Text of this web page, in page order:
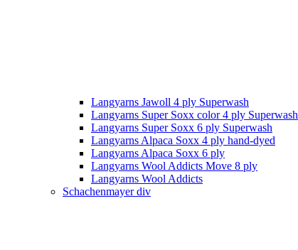
Langyarns Jawoll 4 ply Superwash
Langyarns Super Soxx color 4 ply Superwash
Langyarns Super Soxx 6 ply Superwash
Langyarns Alpaca Soxx 4 ply hand-dyed
Langyarns Alpaca Soxx 6 ply
Langyarns Wool Addicts Move 8 ply
Langyarns Wool Addicts
Schachenmayer div